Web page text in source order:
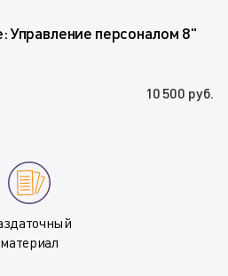
Управление персоналом 8"
10 500 руб.
материал